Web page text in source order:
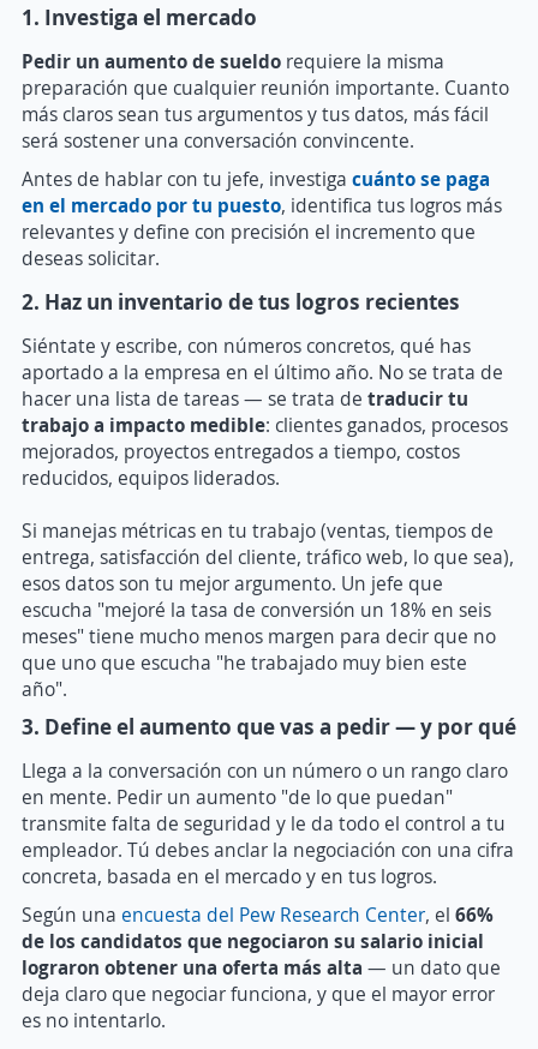
1. Investiga el mercado
Pedir un aumento de sueldo requiere la misma
preparación que cualquier reunión importante. Cuanto
más claros sean tus argumentos y tus datos, más fácil
será sostener una conversación convincente.
Antes de hablar con tu jefe, investiga cuánto se paga
en el mercado por tu puesto, identifica tus logros más
relevantes y define con precisión el incremento que
deseas solicitar.
2. Haz un inventario de tus logros recientes
Siéntate y escribe, con números concretos, qué has
aportado a la empresa en el último año. No se trata de
hacer una lista de tareas — se trata de traducir tu
trabajo a impacto medible: clientes ganados, procesos
mejorados, proyectos entregados a tiempo, costos
reducidos, equipos liderados.
Si manejas métricas en tu trabajo (ventas, tiempos de
entrega, satisfacción del cliente, tráfico web, lo que sea),
esos datos son tu mejor argumento. Un jefe que
escucha "mejoré la tasa de conversión un 18% en seis
meses" tiene mucho menos margen para decir que no
que uno que escucha "he trabajado muy bien este
año".
3. Define el aumento que vas a pedir — y por qué
Llega a la conversación con un número o un rango claro
en mente. Pedir un aumento "de lo que puedan"
transmite falta de seguridad y le da todo el control a tu
empleador. Tú debes anclar la negociación con una cifra
concreta, basada en el mercado y en tus logros.
Según una encuesta del Pew Research Center, el 66%
de los candidatos que negociaron su salario inicial
lograron obtener una oferta más alta — un dato que
deja claro que negociar funciona, y que el mayor error
es no intentarlo.